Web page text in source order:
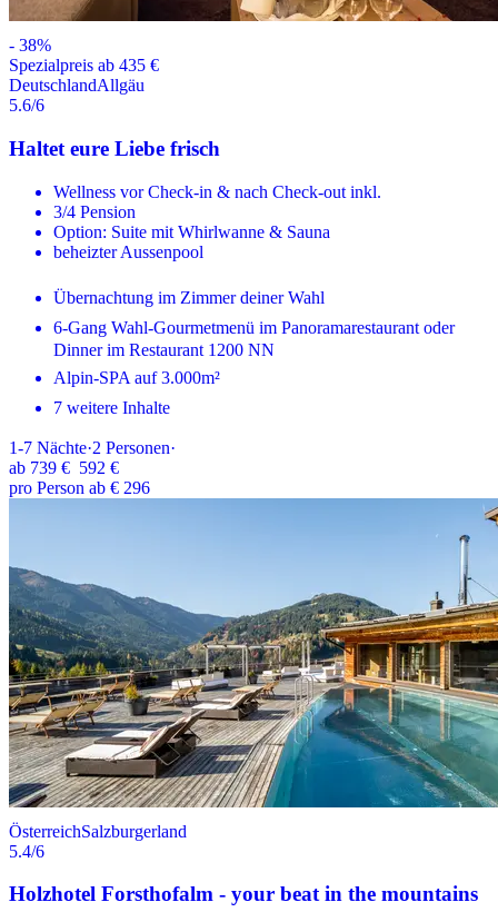
- 38%
Spezialpreis ab 435 €
DeutschlandAllgäu
5.6/6
Haltet eure Liebe frisch
Wellness vor Check-in & nach Check-out inkl.
3/4 Pension
Option: Suite mit Whirlwanne & Sauna
beheizter Aussenpool
Übernachtung im Zimmer deiner Wahl
6-Gang Wahl-Gourmetmenü im Panoramarestaurant oder
Dinner im Restaurant 1200 NN
Alpin-SPA auf 3.000m²
7 weitere Inhalte
1-7 Nächte·2 Personen·
ab 739 € 592 €
pro Person ab € 296
ÖsterreichSalzburgerland
5.4/6
Holzhotel Forsthofalm - your beat in the mountains